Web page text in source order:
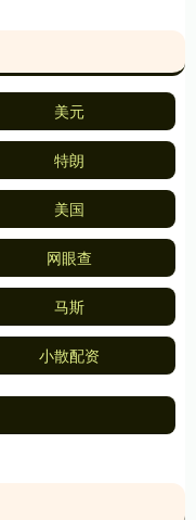
美元
特朗
美国
网眼查
马斯
小散配资